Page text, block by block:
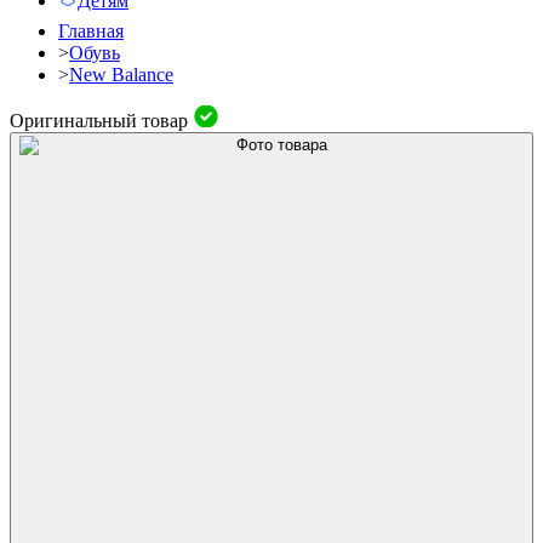
Главная
>Обувь
>New Balance
Оригинальный товар